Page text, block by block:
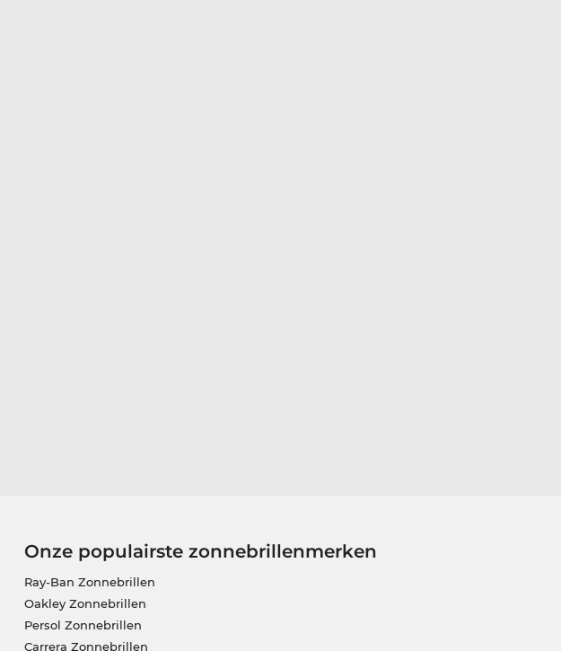
Onze populairste zonnebrillenmerken
Ray-Ban Zonnebrillen
Oakley Zonnebrillen
Persol Zonnebrillen
Carrera Zonnebrillen